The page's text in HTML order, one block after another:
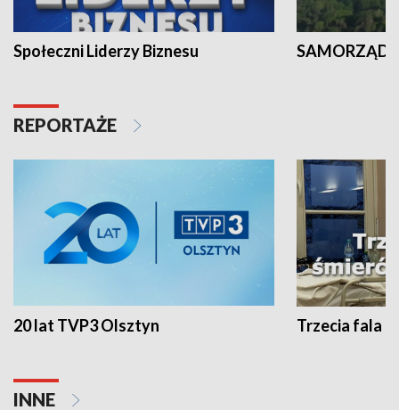
Społeczni Liderzy Biznesu SAMORZĄD
REPORTAŻE
20 lat TVP3 Olsztyn Trzecia fala -
INNE